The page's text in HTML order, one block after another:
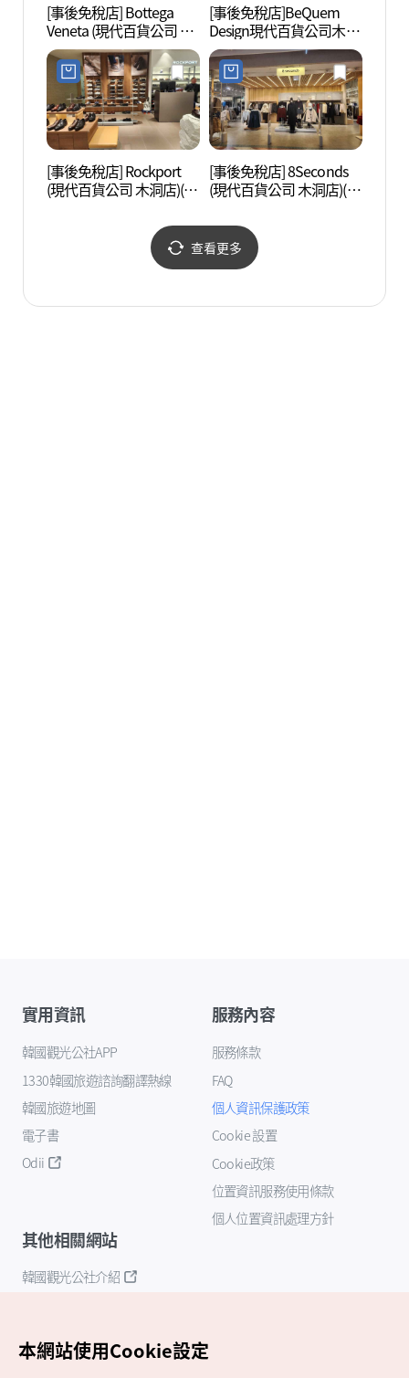
[事後免稅店] Bottega
Veneta (現代百貨公司 木
洞店)(보테가베네타 현대
백화점 목동점)
[事後免稅店]BeQuem
Design現代百貨公司木洞
店(베쿰디자인 현대백화
점 목동점)
[事後免稅店] Rockport
(現代百貨公司 木洞店)(락
[事後免稅店] 8Seconds
(現代百貨公司 木洞店)(에
동점)
查看更多
實用資訊
韓國觀光公社APP
1330韓國旅遊諮詢翻譯熱線
韓國旅遊地圖
電子書
Odii
服務內容
服務條款
FAQ
個人資訊保護政策
Cookie 設置
Cookie政策
位置資訊服務使用條款
個人位置資訊處理方針
其他相關網站
韓國觀光公社介紹
本網站使用Cookie設定